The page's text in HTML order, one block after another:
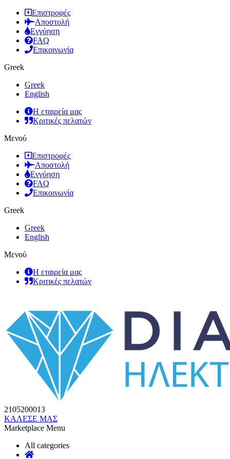
Επιστροφές
Αποστολή
Εγγύηση
FAQ
Επικοινωνία
Greek
Greek
English
Η εταιρεία μας
Κριτικές πελατών
Μενού
Επιστροφές
Αποστολή
Εγγύηση
FAQ
Επικοινωνία
Greek
Greek
English
Μενού
Η εταιρεία μας
Κριτικές πελατών
2105200013
ΚΑΛΕΣΕ ΜΑΣ
Marketplace Menu
All categories